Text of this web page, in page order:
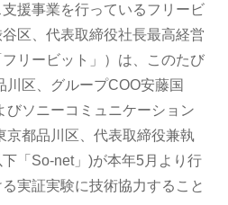
援事業を行っているフリービ
区、代表取締役社長最高経営
リービット」）は、このたび
川区、グループCOO安藤国
びソニーコミュニケーション
京都品川区、代表取締役兼執
「So-net」)が本年5月より行
実証実験に技術協力すること